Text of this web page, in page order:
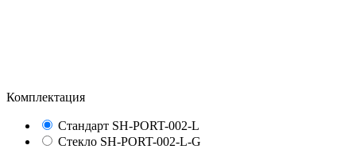
Комплектация
Стандарт SH-PORT-002-L
Стекло SH-PORT-002-L-G